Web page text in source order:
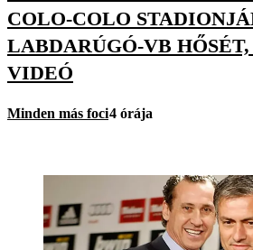
COLO-COLO
LABDARÚGÓ-VB
VIDEÓ
Minden más foci4 órája